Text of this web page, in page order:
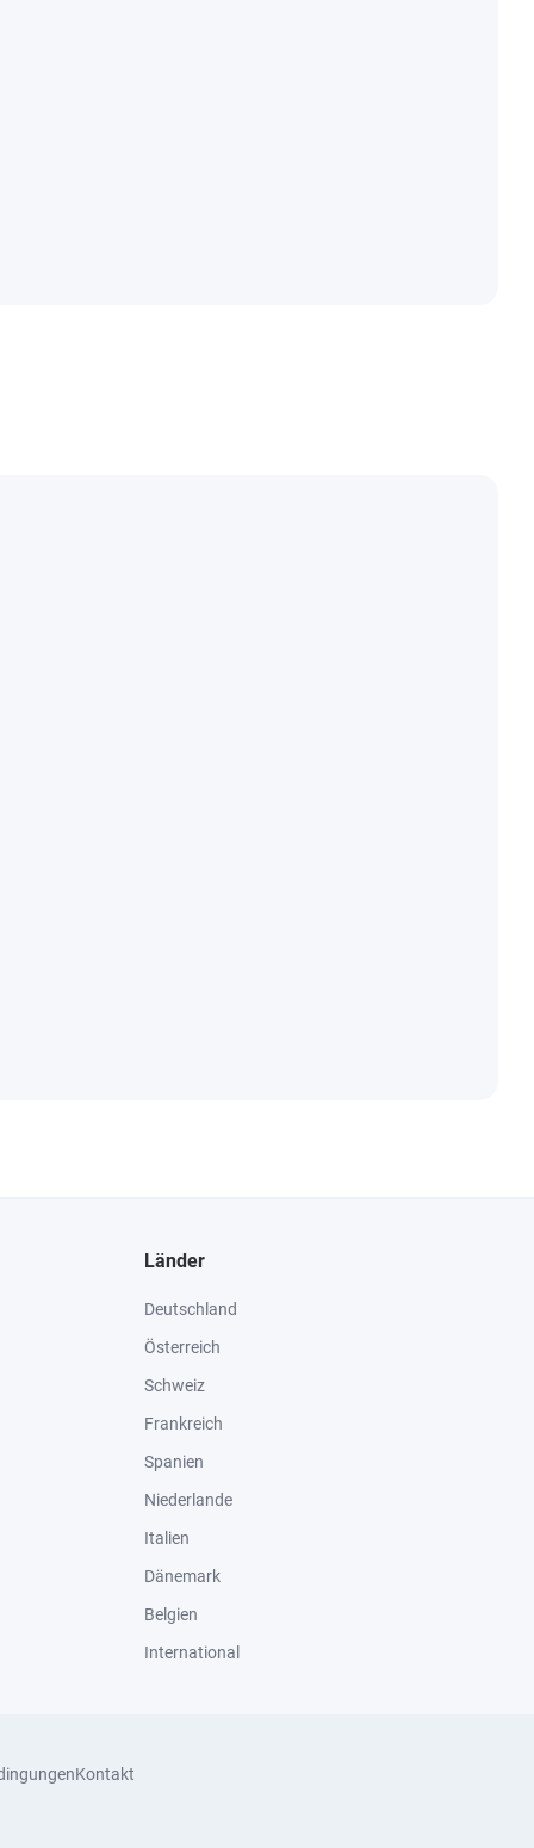
Länder
Deutschland
Österreich
Schweiz
Frankreich
Spanien
Niederlande
Italien
Dänemark
Belgien
International
Kontakt